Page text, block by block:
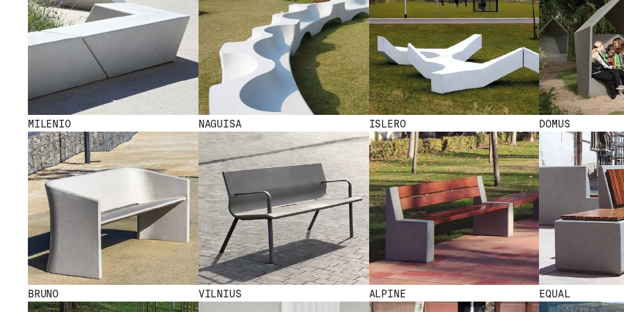
MILENIO NAGUISA ISLERO DOMUS
BRUNO VILNIUS ALPINE EQUAL
NEWNEW NEW